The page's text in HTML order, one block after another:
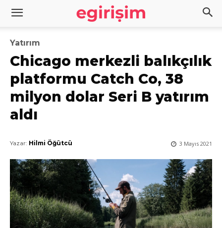
Yatırım
Chicago merkezli balıkçılık
platformu Catch Co, 38
milyon dolar Seri B yatırım
aldı
3 Mayıs 2021
Yazar: Hilmi Öğütcü